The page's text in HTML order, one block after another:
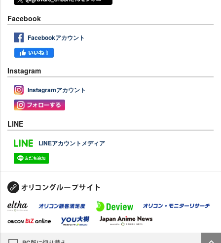
Facebook
Facebookアカウント
Instagram
Instagramアカウント
LINE
LINEアカウントメディア